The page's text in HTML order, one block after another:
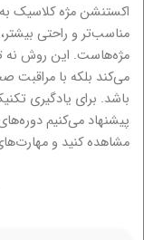
اکستنشن مژه کلاسیک
مناسب‌تر و راحتی
مژه‌هاست. این روش نه
می‌کند بلکه با مراقبت
باشد. برای یادگیری
پیشنهاد می‌کنیم
مشاهده کنید و